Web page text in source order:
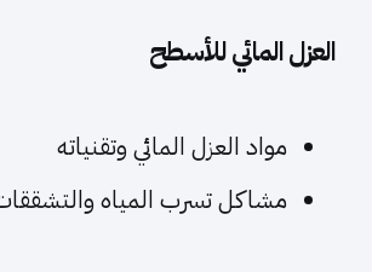
العزل المائي للأسطح
مواد العزل المائي وتقنياته
مشاكل تسرب المياه